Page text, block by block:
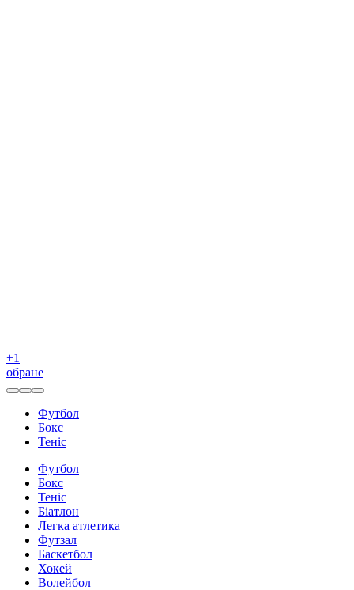
+1
обране
Футбол
Бокс
Теніс
Футбол
Бокс
Теніс
Біатлон
Легка атлетика
Футзал
Баскетбол
Хокей
Волейбол